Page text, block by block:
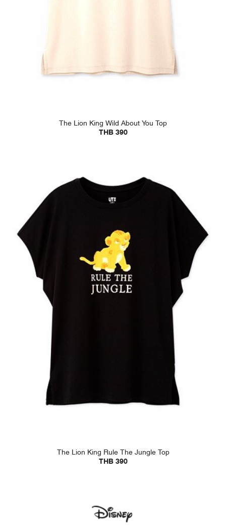
The Lion King Wild About You Top
THB 390
The Lion King Rule The Jungle Top
THB 390